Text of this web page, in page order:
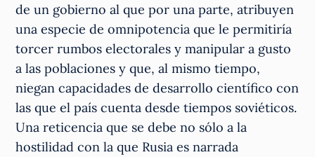
de un gobierno al que por una parte, atribuyen
una especie de omnipotencia que le permitiría
torcer rumbos electorales y manipular a gusto
a las poblaciones y que, al mismo tiempo,
niegan capacidades de desarrollo científico con
las que el país cuenta desde tiempos soviéticos.
Una reticencia que se debe no sólo a la
hostilidad con la que Rusia es narrada